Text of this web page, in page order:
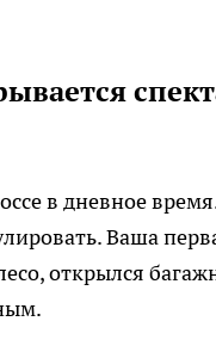
в дневное
Ваша
открылся